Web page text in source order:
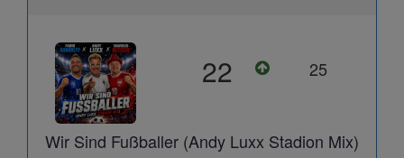
22 25
Wir Sind Fußballer (Andy Luxx Stadion Mix)